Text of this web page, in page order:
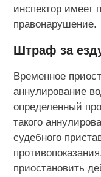
инспектор имеет
правонарушение.
Штраф за
Временное
аннулирование
определенный
такого
судебного
приостановить